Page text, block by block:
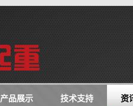
产品展示 技术支持 资